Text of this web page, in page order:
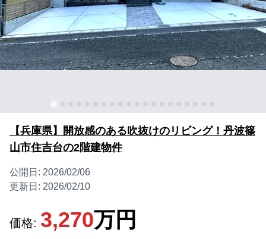
【兵庫県】開放感のある吹抜けのリビング！丹波篠
山市住吉台の2階建物件
公開日: 2026/02/06
更新日: 2026/02/10
価格: 3,270万円